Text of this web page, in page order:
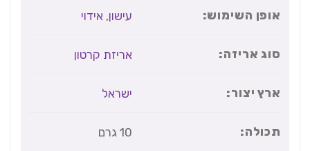
אופן השימוש: עישון,אידוי
סוג אריזה: אריזת קרטון
ארץ יצור: ישראל
תכולה: 10 גרם